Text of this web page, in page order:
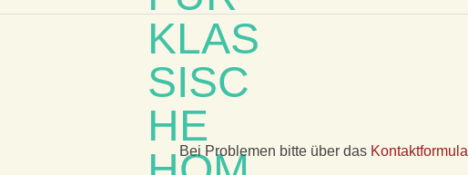
P
R
A
X Bei Problemen bitte über das